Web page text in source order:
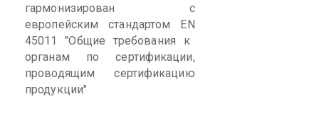
гармонизирован с
европейским стандартом EN
45011 "Общие требования к
органам по сертификации,
проводящим сертификацию
продукции"